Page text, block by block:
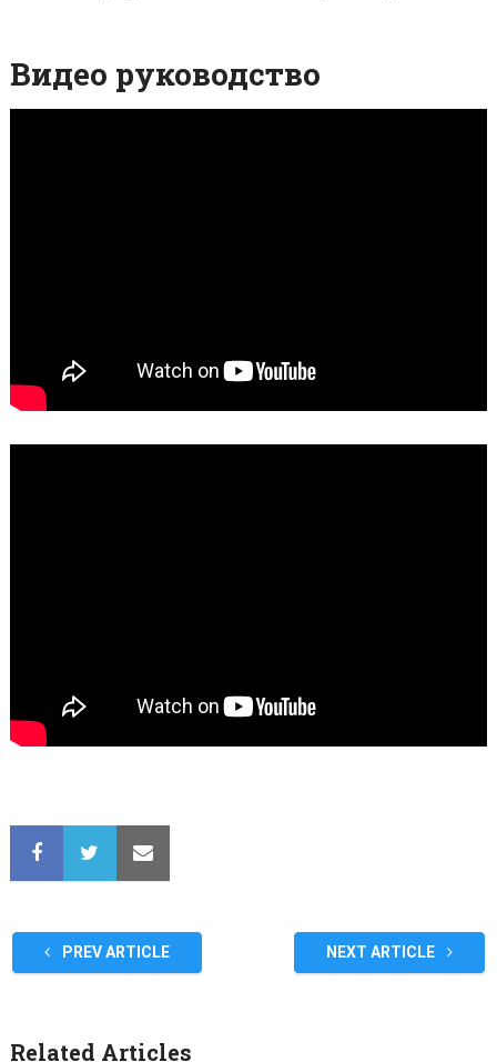
Видео руководство
PREV ARTICLE NEXT ARTICLE
Related Articles